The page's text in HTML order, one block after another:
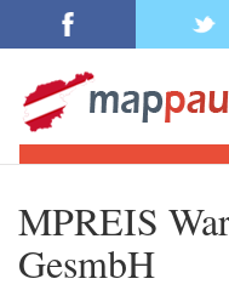
MPREIS
GesmbH